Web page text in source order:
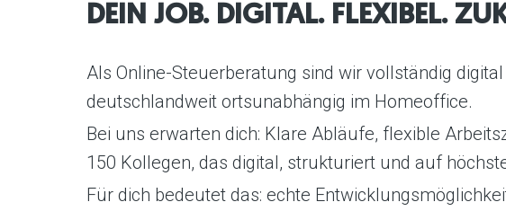
DEIN JOB. DIGITAL. FLEXIBEL.
Als Online-Steuerberatung sind wir vollständig
deutschlandweit ortsunabhängig im Homeoffice.
Bei uns erwarten dich: Klare Abläufe, flexible
150 Kollegen, das digital, strukturiert und auf
Für dich bedeutet das: echte